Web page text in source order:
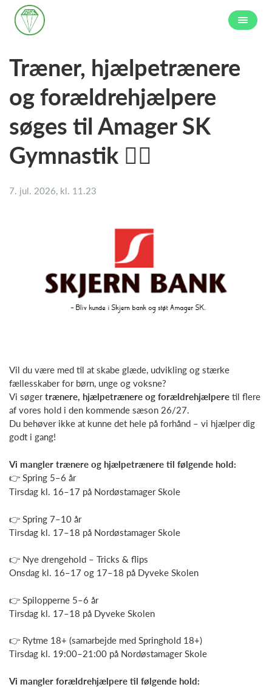
Træner, hjælpetrænere
og forældrehjælpere
søges til Amager SK
Gymnastik 🤸‍♂️
7. jul. 2026, kl. 11.23
Vil du være med til at skabe glæde, udvikling og stærke
fællesskaber for børn, unge og voksne?
Vi søgertrænere, hjælpetrænere og forældrehjælpere til flere
af vores hold i den kommende sæson 26/27.
Du behøver ikke at kunne det hele på forhånd – vi hjælper dig
godt i gang!
Vi mangler trænere og hjælpetrænere til følgende hold:
👉 Spring 5–6 år
Tirsdag kl. 16–17 på Nordøstamager Skole
👉 Spring 7–10 år
Tirsdag kl. 17–18 på Nordøstamager Skole
👉 Nye drengehold – Tricks & flips
Onsdag kl. 16–17 og 17–18 på Dyveke Skolen
👉 Spilopperne 5–6 år
Tirsdag kl. 17–18 på Dyveke Skolen
👉 Rytme 18+ (samarbejde med Springhold 18+)
Tirsdag kl. 19:00–21:00 på Nordøstamager Skole
Vi mangler forældrehjælpere til følgende hold: